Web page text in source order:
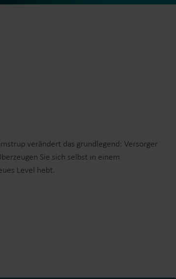
Einblicke und Ressourcen
verändert das grundlegend: Versorger
Sie sich selbst in einem
Level hebt.